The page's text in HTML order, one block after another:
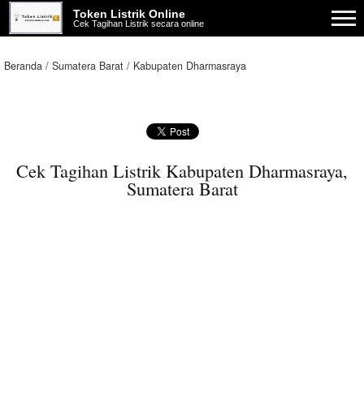
Token Listrik Online
Cek Tagihan Listrik secara online
Beranda Sumatera Barat Kabupaten Dharmasraya
Cek Tagihan Listrik Kabupaten Dharmasraya,
Sumatera Barat